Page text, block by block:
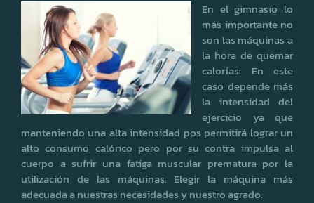
En el gimnasio lo
más importante no
son las máquinas a
la hora de quemar
calorías: En este
caso depende más
la intensidad del
ejercicio ya que
manteniendo una alta intensidad pos permitirá lograr un
alto consumo calórico pero por su contra impulsa al
cuerpo a sufrir una fatiga muscular prematura por la
utilización de las máquinas. Elegir la máquina más
adecuada a nuestras necesidades y nuestro agrado.